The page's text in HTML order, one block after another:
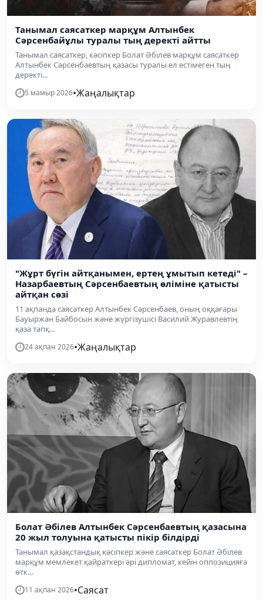
Танымал саясаткер марқұм Алтынбек
Сәрсенбайұлы туралы тың деректі айтты
Танымал саясаткер, кәсіпкер Болат Әбілев марқұм саясаткер
Алтынбек Сәрсенбаевтың қазасы туралы ел естімеген тың
деректі...
5 мамыр 2026•Жаңалықтар
"Жұрт бүгін айтқанымен, ертең ұмытып кетеді" –
Назарбаевтың Сәрсенбаевтың өліміне қатысты
айтқан сөзі
11 ақпанда саясаткер Алтынбек Сәрсенбаев, оның оққағары
Бауыржан Байбосын және жүргізушісі Василий Журавлевтің
қаза тапқ...
24 ақпан 2026•Жаңалықтар
Болат Әбілев Алтынбек Сәрсенбаевтың қазасына
20 жыл толуына қатысты пікір білдірді
Танымал қазақстандық кәсіпкер және саясаткер Болат Әбілев
марқұм мемлекет қайраткері әрі дипломат, кейін оппозицияға
өтк...
11 ақпан 2026•Саясат